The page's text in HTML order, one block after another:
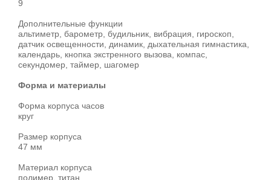
9
Дополнительные функции
альтиметр, барометр, будильник, вибрация, гироскоп,
датчик освещенности, динамик, дыхательная гимнастика,
календарь, кнопка экстренного вызова, компас,
секундомер, таймер, шагомер
Форма и материалы
Форма корпуса часов
круг
Размер корпуса
47 мм
Материал корпуса
полимер, титан